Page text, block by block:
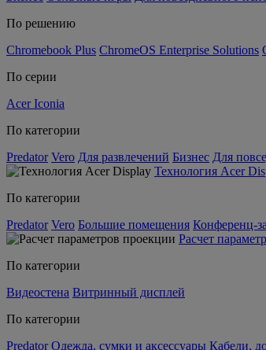
По решению
Chromebook Plus ChromeOS Enterprise Solutions
По серии
Acer Iconia
По категории
Predator Vero Для развлечений Бизнес Для
Технология Acer
По категории
Predator Vero Большие помещения Конференц-
Расчет
По категории
Видеостена Витринный дисплей
По категории
Predator Одежда, сумки и аксессуары Кабели,